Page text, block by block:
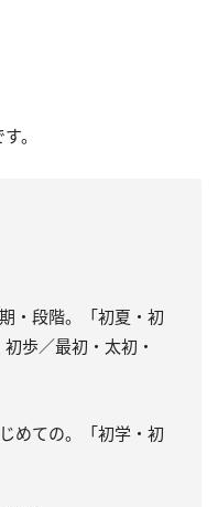
。
・段階。「初夏・初
歩／最初・太初・
めての。「初学・初